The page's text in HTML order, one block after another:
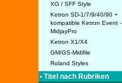
XG / SFF Style
Ketron SD-1/7/9/40/90 +
kompatible Ketron Event -
MidjayPro
Ketron X1/X4
GM/GS-Midifile
Roland Styles
• Titel nach Rubriken